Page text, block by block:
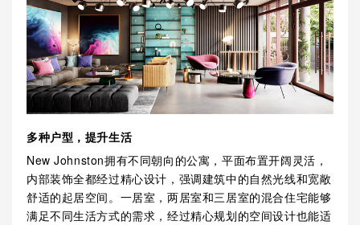
多种户型，提升生活
New Johnston拥有不同朝向的公寓，平面布置开阔灵活，
内部装饰全都经过精心设计，强调建筑中的自然光线和宽敞
舒适的起居空间。一居室，两居室和三居室的混合住宅能够
满足不同生活方式的需求，经过精心规划的空间设计也能适